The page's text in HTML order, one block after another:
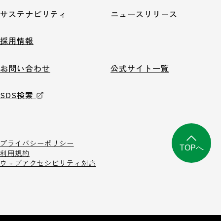
サステナビリティ ニュースリリース
採用情報
お問い合わせ 公式サイト一覧
SDS検索
プライバシーポリシー
利用規約
ウェブアクセシビリティ対応
TOPへ